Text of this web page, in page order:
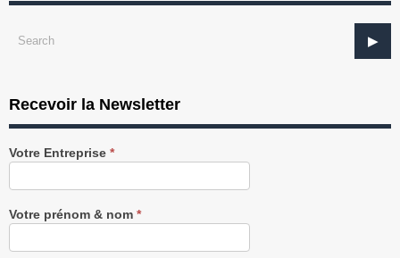
Recevoir la Newsletter
Recevez
notre
gratuitement
Votre Entreprise *
Votre prénom & nom *